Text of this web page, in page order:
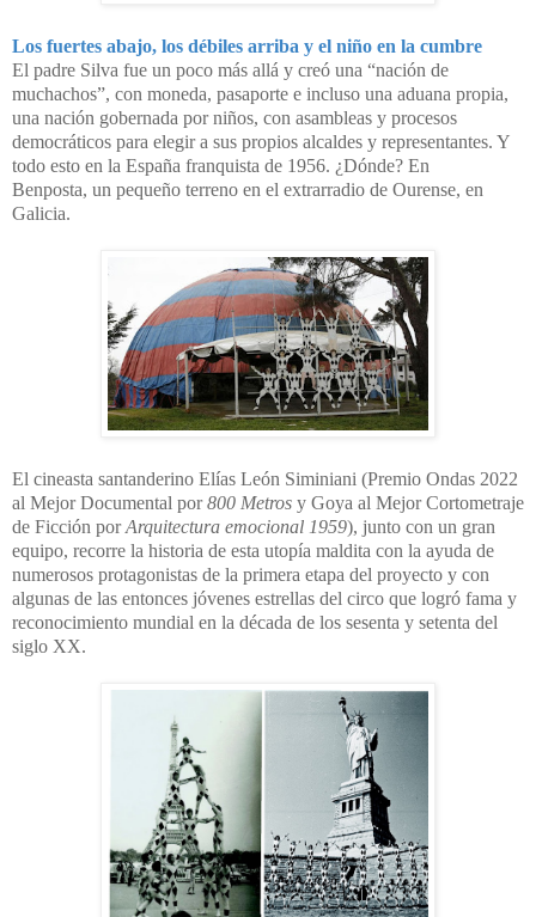
Los fuertes abajo, los débiles arriba y el niño en la cumbre
El padre Silva fue un poco más allá y creó una “nación de
muchachos”, con moneda, pasaporte e incluso una aduana propia,
una nación gobernada por niños, con asambleas y procesos
democráticos para elegir a sus propios alcaldes y representantes. Y
todo esto en la España franquista de 1956. ¿Dónde? En
Benposta, un pequeño terreno en el extrarradio de Ourense, en
Galicia.
El cineasta santanderino Elías León Siminiani (Premio Ondas 2022
al Mejor Documental por800 Metros y Goya al Mejor Cortometraje
de Ficción porArquitectura emocional 1959), junto con un gran
equipo, recorre la historia de esta utopía maldita con la ayuda de
numerosos protagonistas de la primera etapa del proyecto y con
algunas de las entonces jóvenes estrellas del circo que logró fama y
reconocimiento mundial en la década de los sesenta y setenta del
siglo XX.